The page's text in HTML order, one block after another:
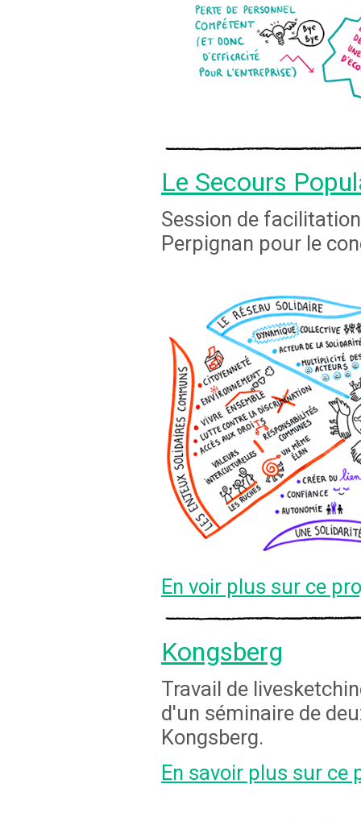
Le Secours
Session de
Perpignan pour le
En voir plus sur ce
Kongsberg
Travail de
d'un séminaire de
Kongsberg.
En savoir plus sur ce